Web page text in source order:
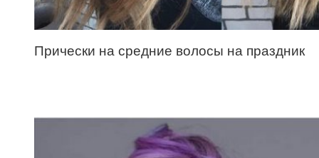
Прически на средние волосы на праздник